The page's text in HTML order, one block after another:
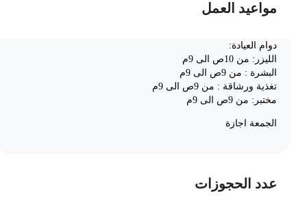
مواعيد العمل
دوام العيادة:
الليزر: من 10ص الى 9م
البشرة : من 9ص الى 9م
تغذية ورشاقة : من 9ص الى 9م
مختبر: من 9ص الى 9م
الجمعة اجازة
عدد الحجوزات